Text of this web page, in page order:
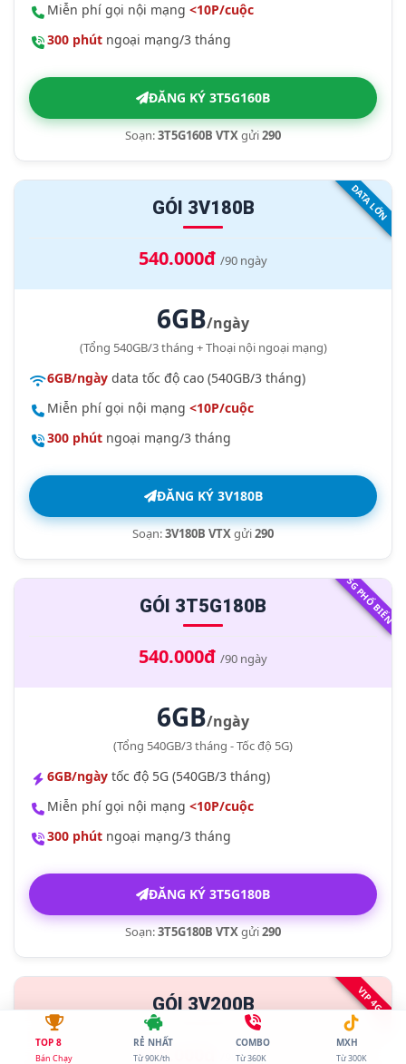
Miễn phí gọi nội mạng <10P/cuộc
300 phút ngoại mạng/3 tháng
ĐĂNG KÝ 3T5G160B
Soạn:3T5G160B VTXgửi290
DATA LỚN
GÓI 3V180B
540.000đ /90 ngày
6GB/ngày
(Tổng 540GB/3 tháng + Thoại nội ngoại mạng)
6GB/ngày data tốc độ cao (540GB/3 tháng)
Miễn phí gọi nội mạng <10P/cuộc
300 phút ngoại mạng/3 tháng
ĐĂNG KÝ 3V180B
Soạn:3V180B VTXgửi290
5G PHỔ BIẾN
GÓI 3T5G180B
540.000đ /90 ngày
6GB/ngày
(Tổng 540GB/3 tháng - Tốc độ 5G)
6GB/ngày tốc độ 5G (540GB/3 tháng)
Miễn phí gọi nội mạng <10P/cuộc
300 phút ngoại mạng/3 tháng
ĐĂNG KÝ 3T5G180B
Soạn:3T5G180B VTXgửi290
VIP 4G
GÓI 3V200B
600.000đ /90 ngày
TOP 8
Bán Chạy
RẺ NHẤT
Từ 90K/th
COMBO
Từ 360K
MXH
Từ 300K